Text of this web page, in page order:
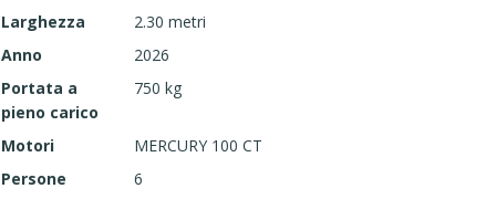
Larghezza
2.30 metri
Anno
2026
Portata a
pieno carico
750 kg
Motori
MERCURY 100 CT
Persone
6